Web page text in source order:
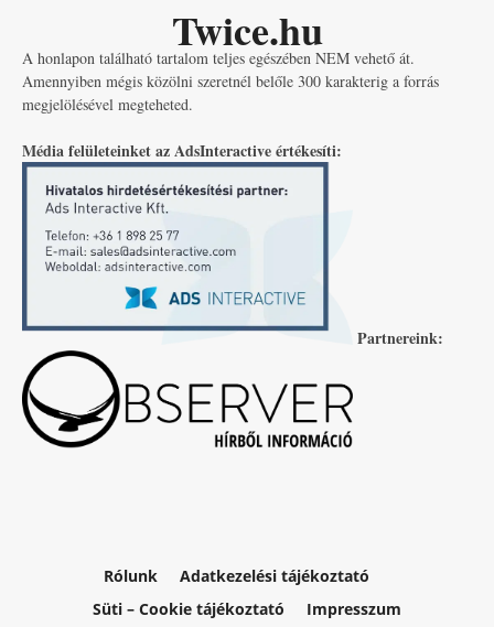
Twice.hu
A honlapon található tartalom teljes egészében NEM vehető át.
Amennyiben mégis közölni szeretnél belőle 300 karakterig a forrás
megjelölésével megteheted.
Média felületeinket az AdsInteractive értékesíti:
Partnereink:
Rólunk
Adatkezelési tájékoztató
Süti – Cookie tájékoztató
Impresszum